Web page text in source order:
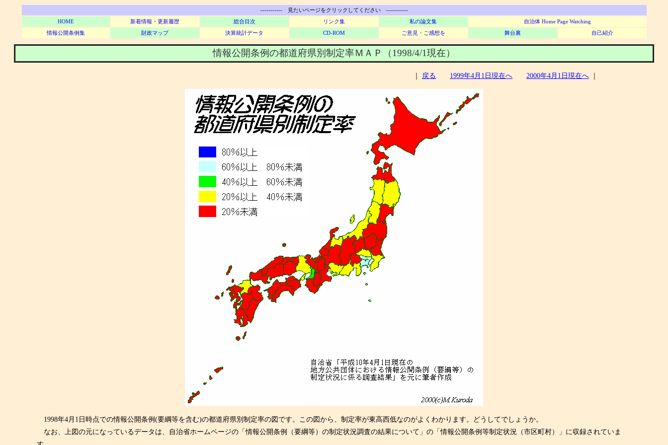
----------- 見たいページをクリックしてください -----------
HOME
新着情報・更新履歴 総合目次 リンク集 私の論文集
自治体 Home Page Watching
情報公開条例集
財政マップ 決算統計データ CD-ROM ご意見・ご感想を 舞台裏 自己紹介
情報公開条例の都道府県別制定率ＭＡＰ（1998/4/1現在）
｜ 戻る 1999年4月1日現在へ 2000年4月1日現在へ ｜
1998年4月1日時点での情報公開条例(要綱等を含む)の都道府県別制定率の図です。この図から、制定率が東高西低なのがよくわかります。どうしてでしょうか。
なお、上図の元になっているデータは、自治省ホームページの「情報公開条例（要綱等）の制定状況調査の結果について」の「情報公開条例等制定状況（市区町村）」に収録されていま